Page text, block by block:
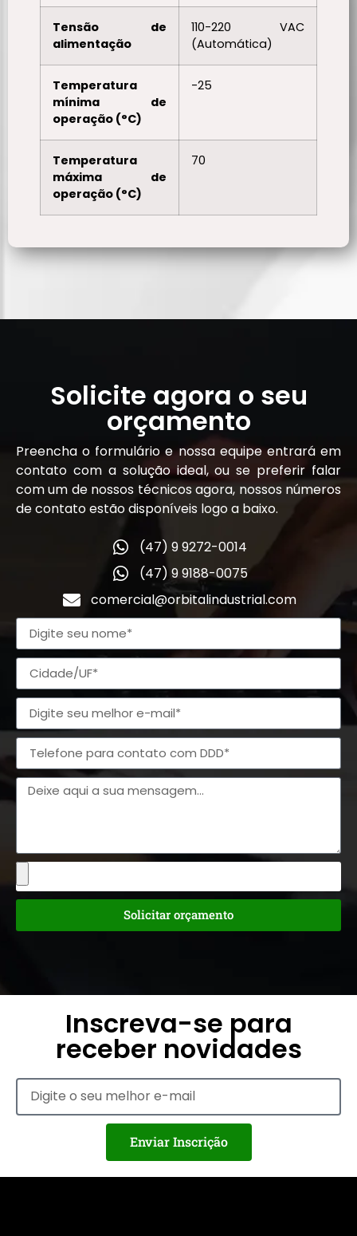
Tensão de
alimentação
110-220 VAC
(Automática)
Temperatura
mínima de
operação (°C)
-25
Temperatura
máxima de
operação (°C)
70
Solicite agora o seu
orçamento
Preencha o formulário e nossa equipe entrará em
contato com a solução ideal, ou se preferir falar
com um de nossos técnicos agora, nossos números
de contato estão disponíveis logo a baixo.
(47) 9 9272-0014
(47) 9 9188-0075
comercial@orbitalindustrial.com
Solicitar orçamento
Inscreva-se para
receber novidades
Enviar Inscrição